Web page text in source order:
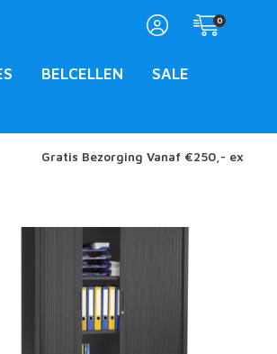
0
BELCELLEN SALE
Gratis Bezorging Vanaf €250,- ex